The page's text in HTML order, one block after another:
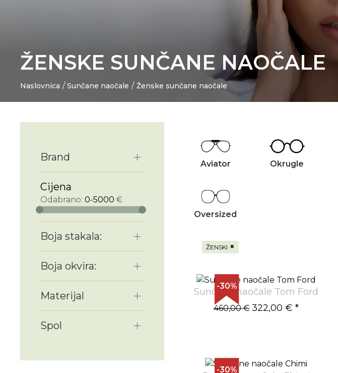
ŽENSKE SUNČANE NAOČALE
Naslovnica Sunčane naočale Ženske sunčane naočale
Brand
Cijena
Odabrano: 0-5000 €
Boja stakala:
Boja okvira:
Materijal
Spol
Aviator Okrugle
Oversized
ŽENSKI ×
-30%
Sunčane naočale Tom Ford
460,00 €322,00 € *
-30%